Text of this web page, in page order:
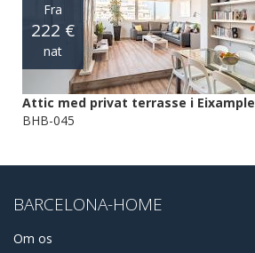
Fra
222 €
nat
Attic med privat terrasse i Eixample
BHB-045
BARCELONA-HOME
Om os